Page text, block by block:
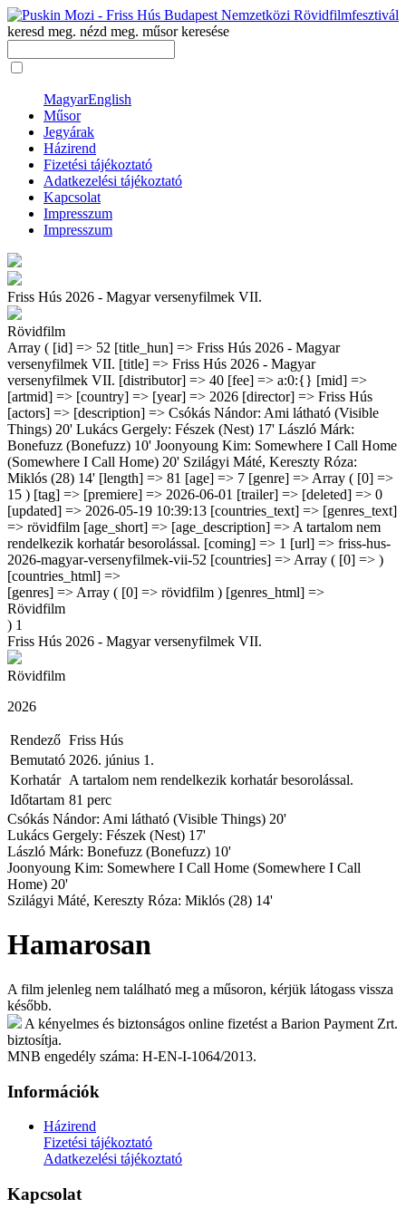
keresd meg. nézd meg. műsor keresése
MagyarEnglish
Műsor
Jegyárak
Házirend
Fizetési tájékoztató
Adatkezelési tájékoztató
Kapcsolat
Impresszum
Impresszum
Friss Hús 2026 - Magyar versenyfilmek VII.
Rövidfilm
Array ( [id] => 52 [title_hun] => Friss Hús 2026 - Magyar
versenyfilmek VII. [title] => Friss Hús 2026 - Magyar
versenyfilmek VII. [distributor] => 40 [fee] => a:0:{} [mid] =>
[artmid] => [country] => [year] => 2026 [director] => Friss Hús
[actors] => [description] => Csókás Nándor: Ami látható (Visible
Things) 20' Lukács Gergely: Fészek (Nest) 17' László Márk:
Bonefuzz (Bonefuzz) 10' Joonyoung Kim: Somewhere I Call Home
(Somewhere I Call Home) 20' Szilágyi Máté, Kereszty Róza:
Miklós (28) 14' [length] => 81 [age] => 7 [genre] => Array ( [0] =>
15 ) [tag] => [premiere] => 2026-06-01 [trailer] => [deleted] => 0
[updated] => 2026-05-19 10:39:13 [countries_text] => [genres_text]
=> rövidfilm [age_short] => [age_description] => A tartalom nem
rendelkezik korhatár besorolással. [coming] => 1 [url] => friss-hus-
2026-magyar-versenyfilmek-vii-52 [countries] => Array ( [0] => )
[countries_html] =>
[genres] => Array ( [0] => rövidfilm ) [genres_html] =>
Rövidfilm
) 1
Friss Hús 2026 - Magyar versenyfilmek VII.
Rövidfilm
2026
Rendező Friss Hús
Bemutató 2026. június 1.
Korhatár A tartalom nem rendelkezik korhatár besorolással.
Időtartam 81 perc
Csókás Nándor: Ami látható (Visible Things) 20'
Lukács Gergely: Fészek (Nest) 17'
László Márk: Bonefuzz (Bonefuzz) 10'
Joonyoung Kim: Somewhere I Call Home (Somewhere I Call
Home) 20'
Szilágyi Máté, Kereszty Róza: Miklós (28) 14'
Hamarosan
A film jelenleg nem található meg a műsoron, kérjük látogass vissza
később.
A kényelmes és biztonságos online fizetést a Barion Payment Zrt.
biztosítja.
MNB engedély száma: H-EN-I-1064/2013.
Információk
Házirend
Fizetési tájékoztató
Adatkezelési tájékoztató
Kapcsolat